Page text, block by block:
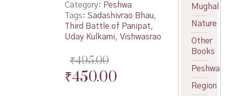
Category: Peshwa
Tags: Sadashivrao Bhau,
Third Battle of Panipat,
Uday Kulkarni, Vishwasrao
₹495.00
Original
₹450.00Current
Mughal
Nature
Other
Books
Peshwa
Region